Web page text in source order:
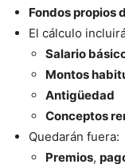
Fondos propios
El cálculo
Salario
Montos
Antigüedad
Conceptos
Quedarán fuera:
Premios,